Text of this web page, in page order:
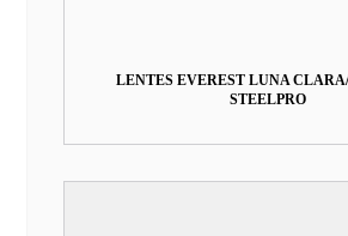
LENTES EVEREST LUNA
STEELPRO